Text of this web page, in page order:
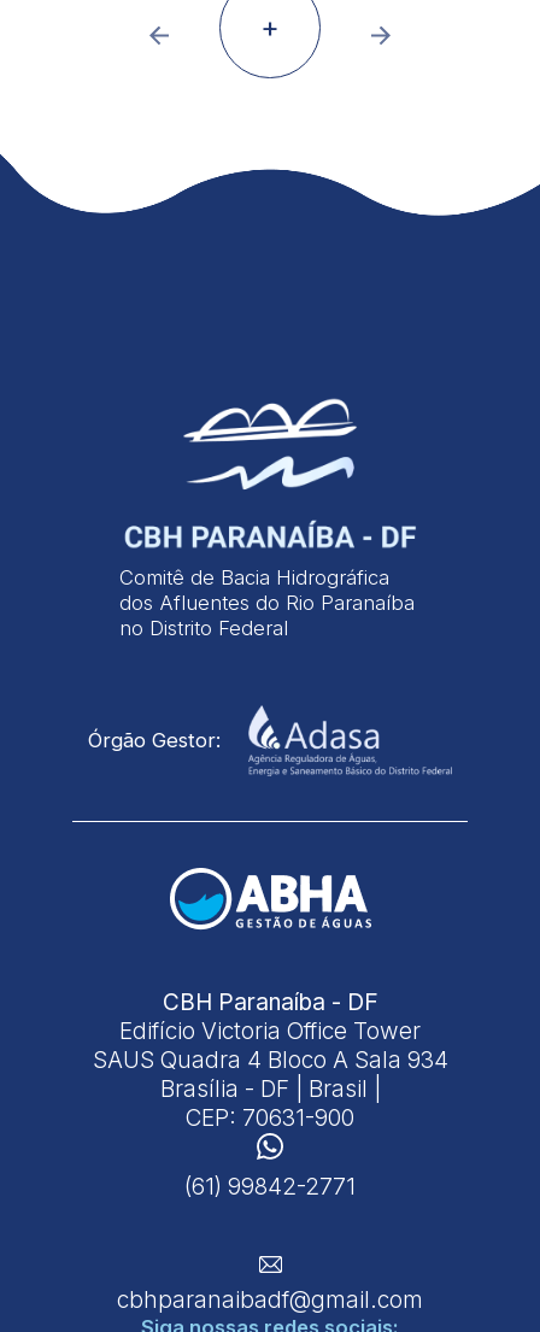
+
Comitê de Bacia Hidrográfica
dos Afluentes do Rio Paranaíba
no Distrito Federal
Órgão Gestor:
CBH Paranaíba - DF
Edifício Victoria Office Tower
SAUS Quadra 4 Bloco A Sala 934
Brasília - DF | Brasil |
CEP: 70631-900
(61) 99842-2771
cbhparanaibadf@gmail.com